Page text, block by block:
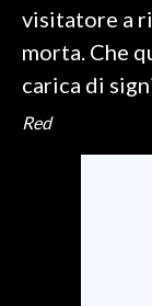
visitatore a
morta. Che
carica di
Red